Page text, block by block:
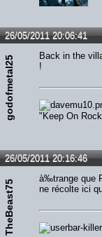
26/05/2011 20:06:41
godofmetal25
Back in the
!
"Keep On
26/05/2011 20:16:46
TheBeast75
à‰trange que
ne récolte ici